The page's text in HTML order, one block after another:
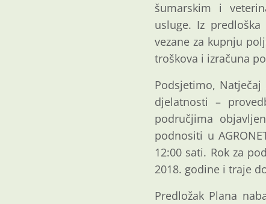
šumarskim i
usluge. Iz
vezane za kupnju
troškova i izračuna
Podsjetimo,
djelatnosti –
područjima
podnositi u
12:00 sati. Rok za
2018. godine i traje
Predložak Plana